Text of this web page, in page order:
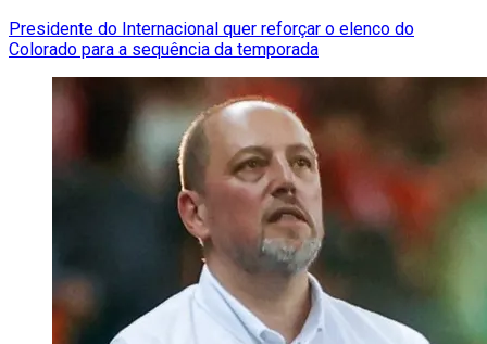
Presidente do Internacional quer reforçar o elenco do
Colorado para a sequência da temporada